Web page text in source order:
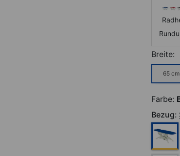
Breite:
65 cm
Farbe:
Bezug: